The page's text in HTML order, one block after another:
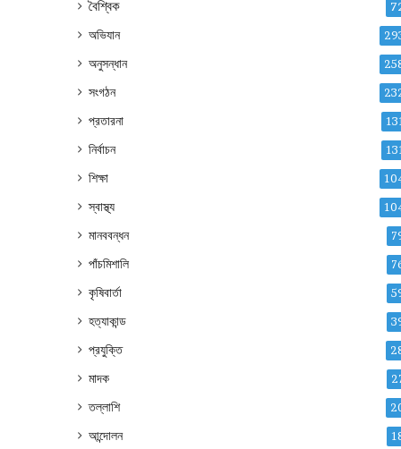
বৈশ্বিক
অভিযান
অনুসন্ধান
সংগঠন
প্রতারনা
নির্বাচন
শিক্ষা
স্বাস্থ্য
মানববন্ধন
পাঁচমিশালি
কৃষিবার্তা
হত্যাকান্ড
প্রযুক্তি
মাদক
তল্লাশি
আন্দোলন